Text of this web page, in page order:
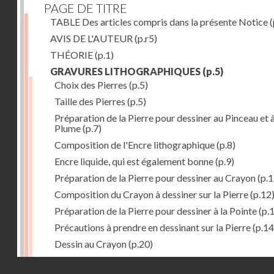
PAGE DE TITRE
TABLE Des articles compris dans la présente Notice
AVIS DE L'AUTEUR (p.r5)
THÉORIE(p.1)
GRAVURES LITHOGRAPHIQUES (p.5)
Choix des Pierres (p.5)
Taille des Pierres (p.5)
Préparation de la Pierre pour dessiner au Pinceau et
Plume(p.7)
Composition de l'Encre lithographique(p.8)
Encre liquide, qui est également bonne(p.9)
Préparation de la Pierre pour dessiner au Crayon
Composition du Crayon à dessiner sur la Pierre(p.12)
Préparation de la Pierre pour dessiner à la Pointe
Précautions à prendre en dessinant sur la Pierre
Dessin au Crayon(p.20)
Dessin à l'Encre(p.21)